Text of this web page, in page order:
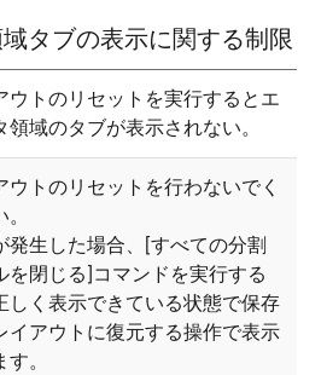
タブの表示に関する制限
ウトのリセットを実行するとエ
領域のタブが表示されない。
ウトのリセットを行わないでく
発生した場合、[すべての分割
を閉じる]コマンドを実行する
しく表示できている状態で保存
イアウトに復元する操作で表示
。